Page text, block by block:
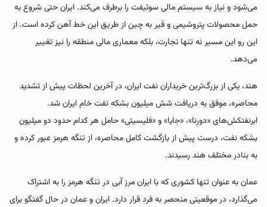
می‌شود و نیاز به سیستم مالی سوئیفت را برطرف می‌کند. ایران حتی شروع به
حمل محصولات پتروشیمی و قیر به چین از طریق این خط آهن کرده است. از
این رو این مسیر نه تنها تجارت، بلکه معماری مالی منطقه را نیز تغییر
می‌دهد.
هند، یکی از بزرگ‌ترین خریداران نفت ایران، در آخرین لحظات پیش از تشدید
محاصره، موفق به دریافت شش میلیون بشکه نفت خام ایران شد.
ابرنفتکش‌های «دورنا»، «جایا» و «فلیسیتی» حامل هر کدام حدود دو میلیون
بشکه نفت، درست پیش از بازگشت کامل محاصره، از تنگه هرمز عبور کرده و
به بنادر مختلف هند رسیدند.
عمان به عنوان تنها کشوری که با ایران مرز آبی در تنگه هرمز را به اشتراک
می‌گذارد، در موقعیتی منحصر به فرد قرار دارد. ایران و عمان در حال گفتگو برای